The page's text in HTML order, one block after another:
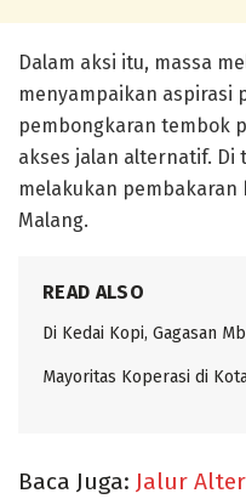
Dalam aksi itu, massa
menyampaikan aspirasi
pembongkaran tembok
akses jalan alternatif. Di
melakukan pembakaran
Malang.
READ ALSO
Di Kedai Kopi, Gagasan
Mayoritas Koperasi di
Baca Juga: Jalur